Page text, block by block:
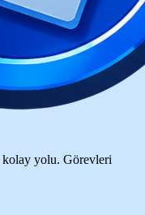
kolay yolu. Görevleri